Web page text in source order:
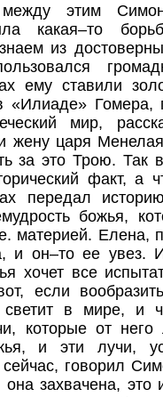
этим
какая–то
из
ему ставили
«Илиаде» Гомера,
мир,
жену царя
за это Трою. Так
факт, а
передал
божья,
материей. Елена,
и он–то ее увез.
хочет все
если
светит в мире, и
которые от
и эти лучи,
говорил
она захвачена,